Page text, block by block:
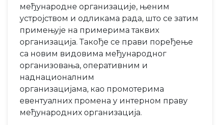
међународне организације, њеним
устројством и одликама рада, што се затим
примењује на примерима таквих
организација. Такође се прави поређење
са новим видовима међународног
организовања, оперативним и
наднационалним
организацијама, као промотерима
евентуалних промена у интерном праву
међународних организација.